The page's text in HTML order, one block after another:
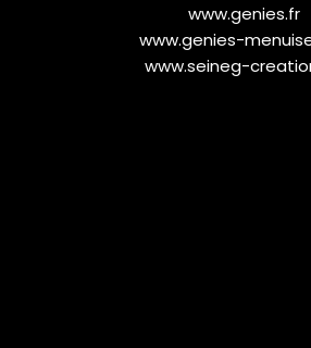
www.genies.fr
www.genies-
www.seineg-